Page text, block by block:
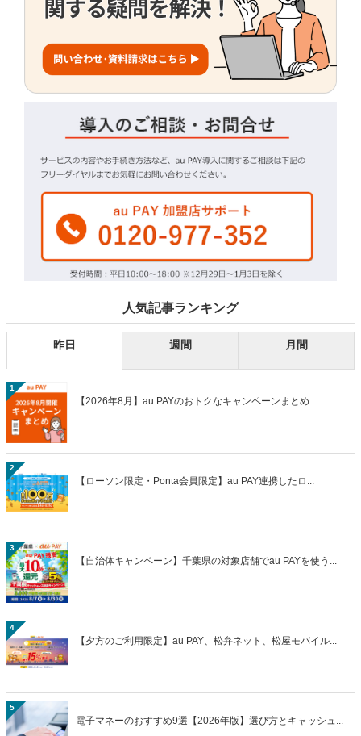
人気記事ランキング
昨日 週間 月間
1
【2026年8月】au PAYのおトクなキャンペーンまとめ...
2
【ローソン限定・Ponta会員限定】au PAY連携したロ...
3
【自治体キャンペーン】千葉県の対象店舗でau PAYを使う...
4
【夕方のご利用限定】au PAY、松弁ネット、松屋モバイル...
5
電子マネーのおすすめ9選【2026年版】選び方とキャッシュ...